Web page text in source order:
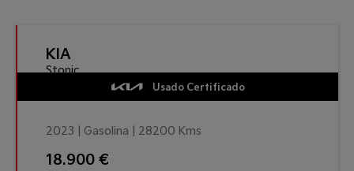
KIA
Stonic
Usado Certificado
2023 | Gasolina | 28200 Kms
18.900 €